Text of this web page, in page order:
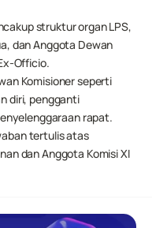
struktur organ LPS,
dan Anggota Dewan
Officio.
Komisioner seperti
diri, pengganti
rapat.
tertulis atas
dan Anggota Komisi XI